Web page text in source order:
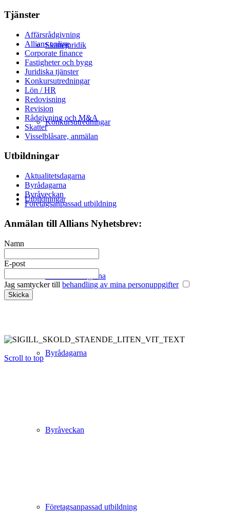
Skattejuridik
Konkursutredningar
Utbildningar
Aktualitetsdagarna
Byrådagarna
Byråveckan
Företagsanpassad utbildning
Tjänster
Affärsrådgivning
Allians online
Corporate finance
Fastigheter och bygg
Juridiska tjänster
Konkursutredningar
Lön / HR
Redovisning
Revision
Rådgivning och M&A
Skatter
Visselblåsare, anmälan
Utbildningar
Aktualitetsdagarna
Byrådagarna
Byråveckan
Företagsanpassad utbildning
Anmälan till Allians Nyhetsbrev:
Namn
E-post
Jag samtycker till behandling av mina personuppgifter
Scroll to top